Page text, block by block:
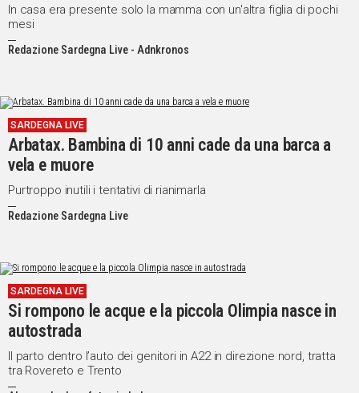
NEL
STORIE
VIDEO
Vai
WHATSAPP
Social
In casa era presente solo la mamma con un'altra figlia di pochi
mesi
Redazione Sardegna Live - Adnkronos
SARDEGNA LIVE
Arbatax. Bambina di 10 anni cade da una barca a
vela e muore
Purtroppo inutili i tentativi di rianimarla
Redazione Sardegna Live
SARDEGNA LIVE
Si rompono le acque e la piccola Olimpia nasce in
autostrada
Il parto dentro l’auto dei genitori in A22 in direzione nord, tratta
tra Rovereto e Trento